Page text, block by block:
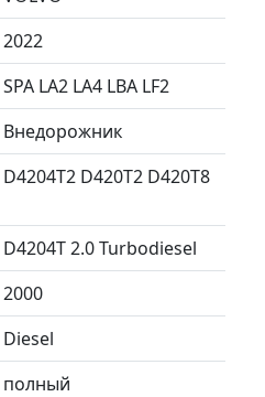
2022
SPA LA2 LA4 LBA LF2
Внедорожник
D4204T2 D420T2 D420T8
D4204T 2.0 Turbodiesel
2000
Diesel
полный